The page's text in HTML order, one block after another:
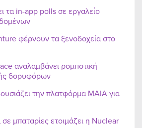
τα in-app polls σε εργαλείο
φέρνουν τα ξενοδοχεία στο
αναλαμβάνει ρομποτική
δορυφόρων
την πλατφόρμα MAIA για
μπαταρίες ετοιμάζει η Nuclear